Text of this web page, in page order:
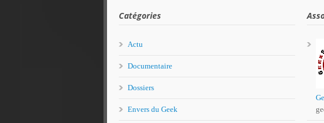
Catégories
Actu
Documentaire
Dossiers
Envers du Geek